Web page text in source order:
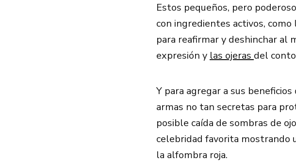
Estos pequeños, pero
con ingredientes activos,
para reafirmar y deshinchar al
expresión y las ojeras del
Y para agregar a sus
armas no tan secretas para
posible caída de sombras de
celebridad favorita mostrando
la alfombra roja.